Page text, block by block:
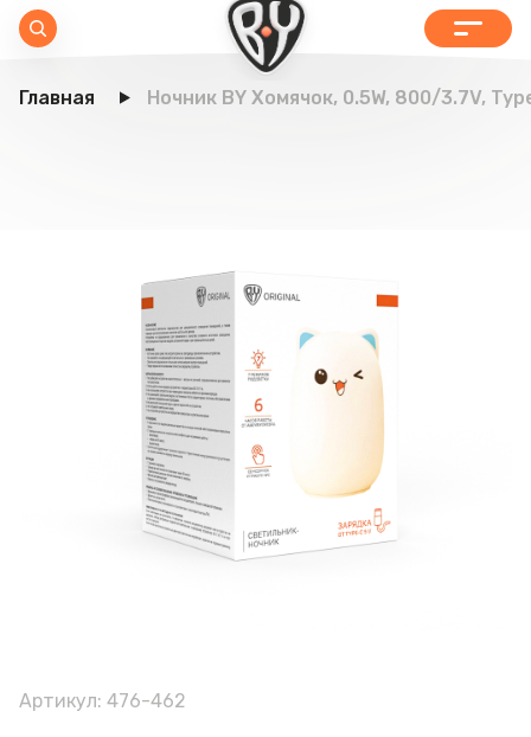
Главная Ночник BY Хомячок, 0.5W, 800/3.7V,
Артикул: 476-462